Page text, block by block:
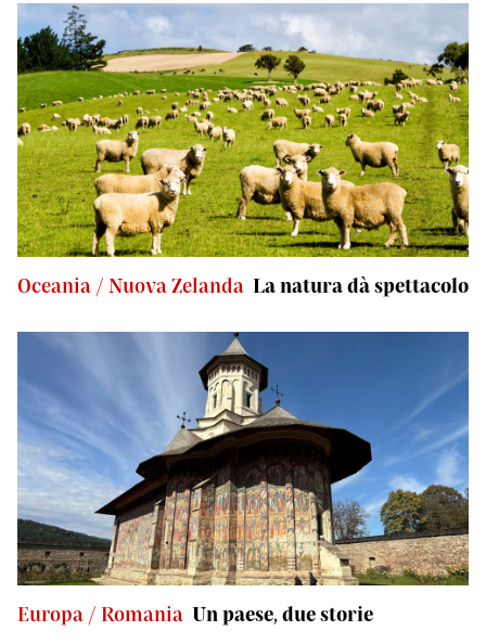
Oceania / Nuova Zelanda La natura dà spettacolo
Europa / Romania Un paese, due storie